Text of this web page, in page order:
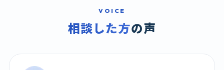
VOICE
相談した方の声